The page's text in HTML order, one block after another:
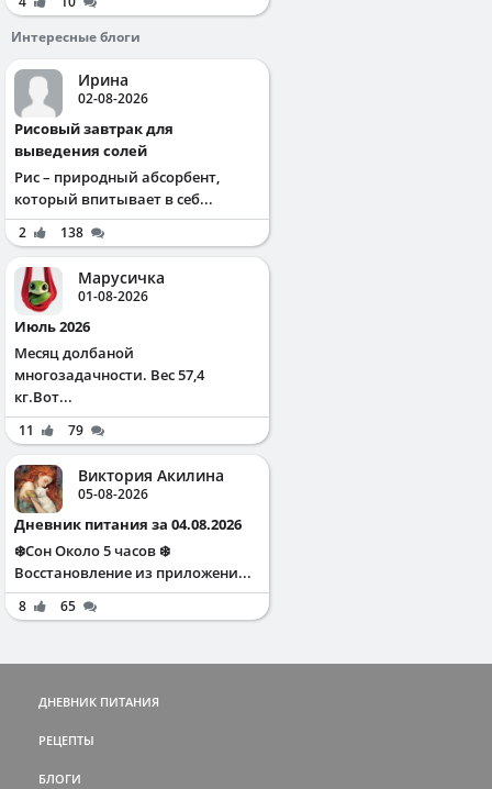
Интересные блоги
Ирина
02-08-2026
Рисовый завтрак для
выведения солей
Рис – природный абсорбент,
который впитывает в себ...
2 138
Марусичка
01-08-2026
Июль 2026
Месяц долбаной
многозадачности. Вес 57,4
кг.Вот...
11 79
Виктория Акилина
05-08-2026
Дневник питания за 04.08.2026
❄️Сон Около 5 часов ❄️
Восстановление из приложени...
8 65
ДНЕВНИК ПИТАНИЯ
РЕЦЕПТЫ
БЛОГИ